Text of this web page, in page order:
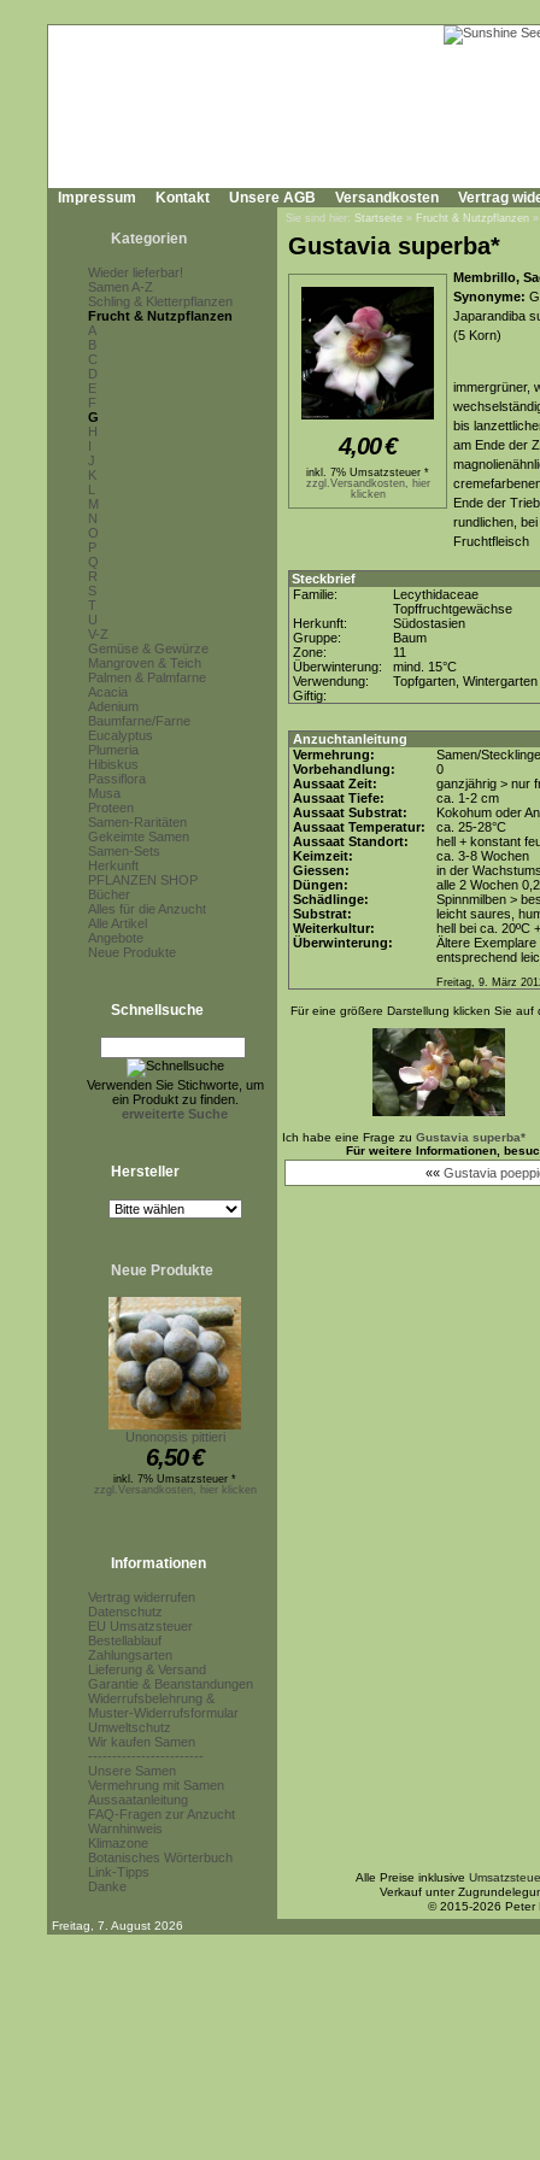
Impressum Kontakt Unsere AGB Versandkosten Vertrag
Kategorien
Wieder lieferbar!
Samen A-Z
Schling & Kletterpflanzen
Frucht & Nutzpflanzen
A
B
C
D
E
F
G
H
I
J
K
L
M
N
O
P
Q
R
S
T
U
V-Z
Gemüse & Gewürze
Mangroven & Teich
Palmen & Palmfarne
Acacia
Adenium
Baumfarne/Farne
Eucalyptus
Plumeria
Hibiskus
Passiflora
Musa
Proteen
Samen-Raritäten
Gekeimte Samen
Samen-Sets
Herkunft
PFLANZEN SHOP
Bücher
Alles für die Anzucht
Alle Artikel
Angebote
Neue Produkte
Schnellsuche
Verwenden Sie Stichworte, um
ein Produkt zu finden.
erweiterte Suche
Hersteller
Neue Produkte
Unonopsis pittieri
6,50€
inkl. 7% Umsatzsteuer *
zzgl.Versandkosten, hier klicken
Informationen
Vertrag widerrufen
Datenschutz
EU Umsatzsteuer
Bestellablauf
Zahlungsarten
Lieferung & Versand
Garantie & Beanstandungen
Widerrufsbelehrung &
Muster-Widerrufsformular
Umweltschutz
Wir kaufen Samen
------------------------
Unsere Samen
Vermehrung mit Samen
Aussaatanleitung
FAQ-Fragen zur Anzucht
Warnhinweis
Klimazone
Botanisches Wörterbuch
Link-Tipps
Danke
Sie sind hier: Startseite » Frucht & Nutzpflanzen
Gustavia superba*
4,00€
inkl. 7% Umsatzsteuer *
zzgl.Versandkosten, hier
klicken
Membrillo,
Synonyme:
Japarandiba
(5 Korn)
immergrüner,
bis
am Ende der
Ende der
rundlichen,
Fruchtfleisch
Steckbrief
Familie:
Lecythidaceae
Topffruchtgewächse
Herkunft:
Südostasien
Gruppe:
Baum
Zone:
11
Überwinterung:
mind. 15°C
Verwendung:
Topfgarten, Wintergarten
Giftig:
Anzuchtanleitung
Vermehrung:
Samen/Stecklinge
Vorbehandlung:
0
Aussaat Zeit:
ganzjährig > nur
Aussaat Tiefe:
ca. 1-2 cm
Aussaat Substrat:
Kokohum oder
Aussaat Temperatur:
ca. 25-28°C
Aussaat Standort:
hell + konstant
Keimzeit:
ca. 3-8 Wochen
Giessen:
in der
Düngen:
alle 2 Wochen
Schädlinge:
Spinnmilben >
Substrat:
leicht saures,
Weiterkultur:
hell bei ca. 20ºC
Überwinterung:
Ältere
entsprechend
Freitag, 9. März
Für eine größere Darstellung klicken Sie auf
Ich habe eine Frage zu Gustavia superba*
Für weitere Informationen,
«« Gustavia
Alle Preise inklusive
Verkauf unter
© 2015-2026 Peter
Freitag, 7. August 2026